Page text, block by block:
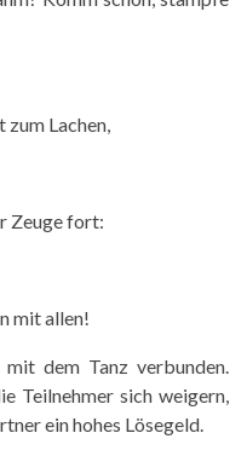
Lachen,
Zeuge fort:
mit allen!
dem Tanz verbunden.
Teilnehmer sich weigern,
ein hohes Lösegeld.